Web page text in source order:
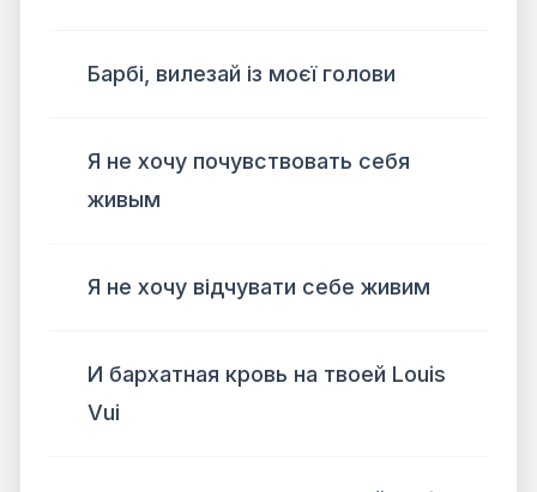
Барбі, вилезай із моєї голови
Я не хочу почувствовать себя
живым
Я не хочу відчувати себе живим
И бархатная кровь на твоей Louis
Vui